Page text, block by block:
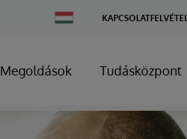
Change
Country
KAPCSOLATFELVÉTEL
Megoldások Tudásközpont